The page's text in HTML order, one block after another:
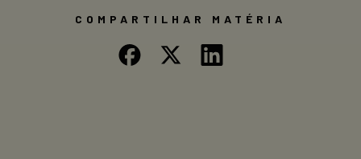
COMPARTILHAR MATÉRIA